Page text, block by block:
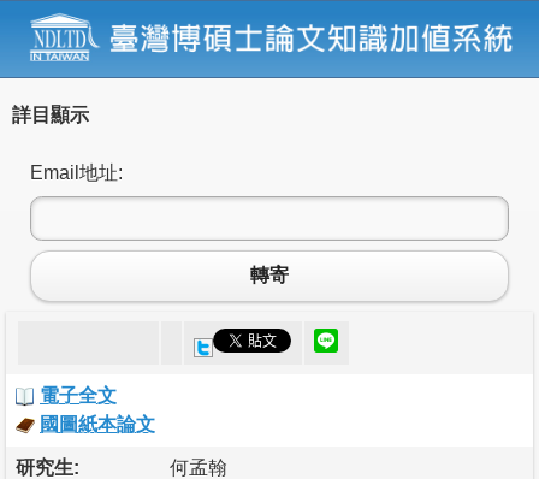
詳目顯示
Email地址:
轉寄
電子全文
國圖紙本論文
研究生: 何孟翰